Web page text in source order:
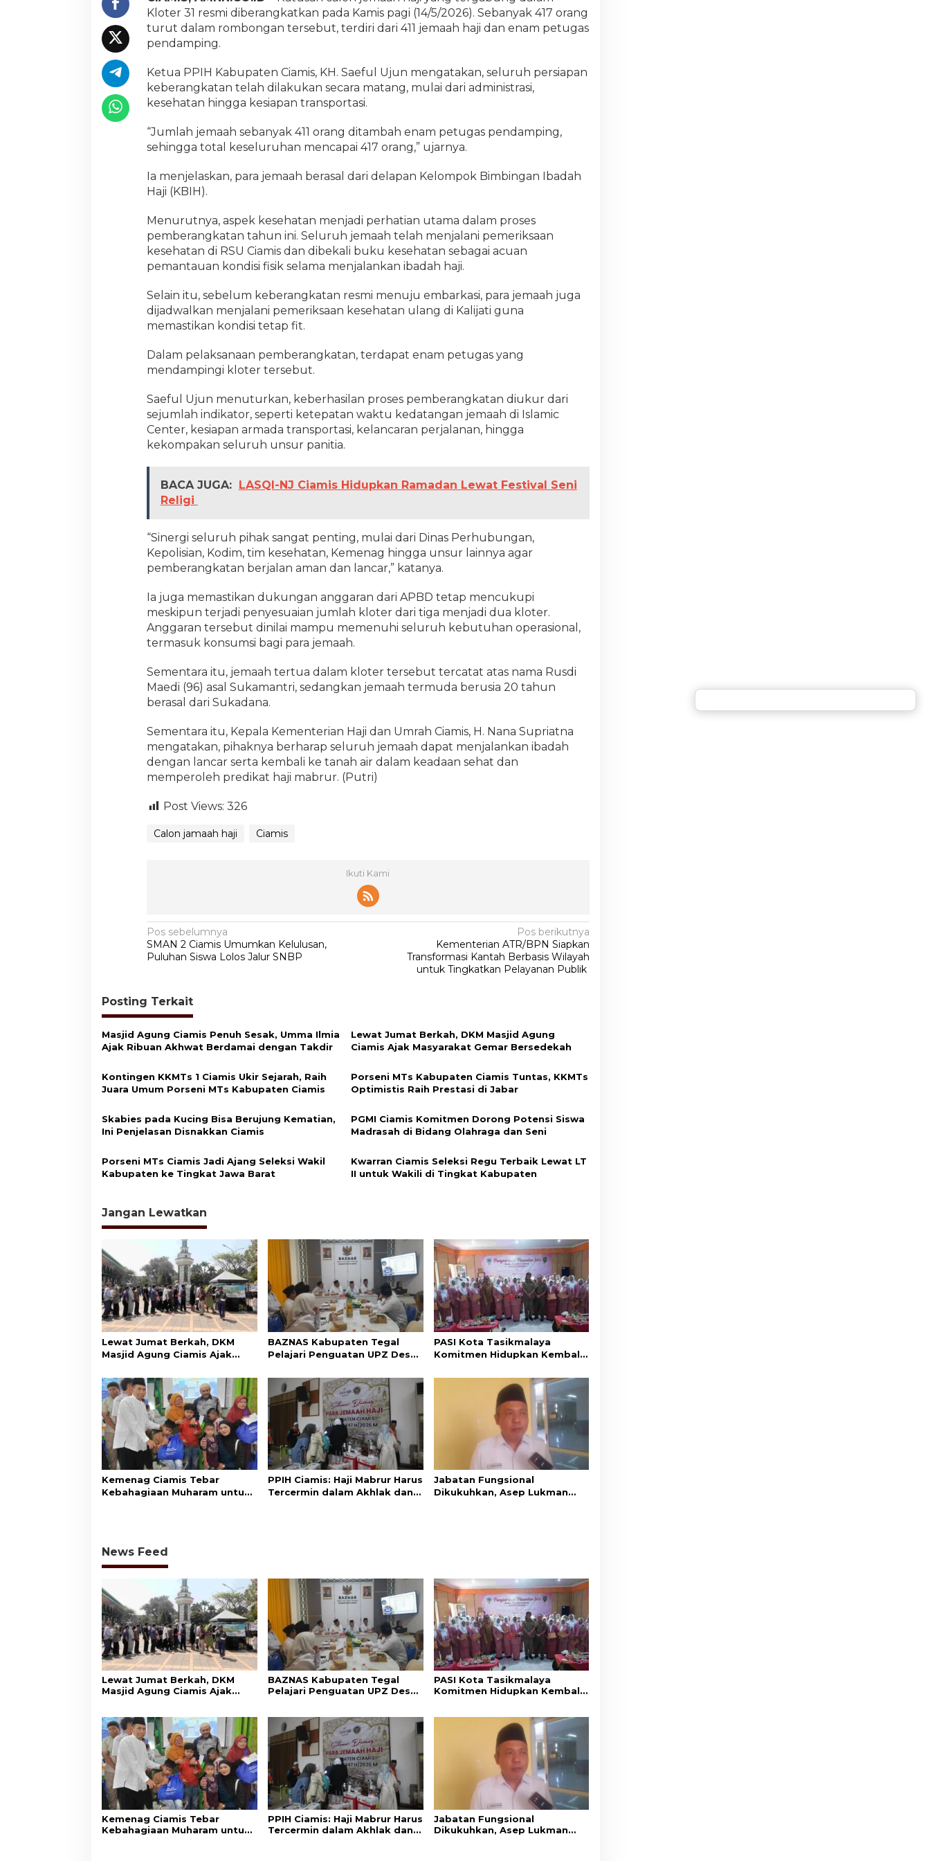
s
i
D
b
e
r
a
g
k
k
a
Kloter 31 resmi diberangkatkan pada Kamis pagi (14/5/2026). Sebanyak 417 orang
turut dalam rombongan tersebut, terdiri dari 411 jemaah haji dan enam petugas
pendamping.
Ketua PPIH Kabupaten Ciamis, KH. Saeful Ujun mengatakan, seluruh persiapan
keberangkatan telah dilakukan secara matang, mulai dari administrasi,
kesehatan hingga kesiapan transportasi.
“Jumlah jemaah sebanyak 411 orang ditambah enam petugas pendamping,
sehingga total keseluruhan mencapai 417 orang,” ujarnya.
Ia menjelaskan, para jemaah berasal dari delapan Kelompok Bimbingan Ibadah
Haji (KBIH).
Menurutnya, aspek kesehatan menjadi perhatian utama dalam proses
pemberangkatan tahun ini. Seluruh jemaah telah menjalani pemeriksaan
kesehatan di RSU Ciamis dan dibekali buku kesehatan sebagai acuan
pemantauan kondisi fisik selama menjalankan ibadah haji.
Selain itu, sebelum keberangkatan resmi menuju embarkasi, para jemaah juga
dijadwalkan menjalani pemeriksaan kesehatan ulang di Kalijati guna
memastikan kondisi tetap fit.
Dalam pelaksanaan pemberangkatan, terdapat enam petugas yang
mendampingi kloter tersebut.
Saeful Ujun menuturkan, keberhasilan proses pemberangkatan diukur dari
sejumlah indikator, seperti ketepatan waktu kedatangan jemaah di Islamic
Center, kesiapan armada transportasi, kelancaran perjalanan, hingga
kekompakan seluruh unsur panitia.
BACA JUGA:
LASQI-NJ Ciamis Hidupkan Ramadan Lewat Festival Seni
Religi
“Sinergi seluruh pihak sangat penting, mulai dari Dinas Perhubungan,
Kepolisian, Kodim, tim kesehatan, Kemenag hingga unsur lainnya agar
pemberangkatan berjalan aman dan lancar,” katanya.
Ia juga memastikan dukungan anggaran dari APBD tetap mencukupi
meskipun terjadi penyesuaian jumlah kloter dari tiga menjadi dua kloter.
Anggaran tersebut dinilai mampu memenuhi seluruh kebutuhan operasional,
termasuk konsumsi bagi para jemaah.
Sementara itu, jemaah tertua dalam kloter tersebut tercatat atas nama Rusdi
Maedi (96) asal Sukamantri, sedangkan jemaah termuda berusia 20 tahun
berasal dari Sukadana.
Sementara itu, Kepala Kementerian Haji dan Umrah Ciamis, H. Nana Supriatna
mengatakan, pihaknya berharap seluruh jemaah dapat menjalankan ibadah
dengan lancar serta kembali ke tanah air dalam keadaan sehat dan
memperoleh predikat haji mabrur. (Putri)
Post Views: 326
Calon jamaah haji Ciamis
Ikuti Kami
N
a
i
g
a
s
i
p
s
Pos sebelumnya
SMAN 2 Ciamis Umumkan Kelulusan,
Puluhan Siswa Lolos Jalur SNBP
Pos berikutnya
Kementerian ATR/BPN Siapkan
Transformasi Kantah Berbasis Wilayah
untuk Tingkatkan Pelayanan Publik
Posting Terkait
Masjid Agung Ciamis Penuh Sesak, Umma Ilmia
Ajak Ribuan Akhwat Berdamai dengan Takdir
Lewat Jumat Berkah, DKM Masjid Agung
Ciamis Ajak Masyarakat Gemar Bersedekah
Kontingen KKMTs 1 Ciamis Ukir Sejarah, Raih
Juara Umum Porseni MTs Kabupaten Ciamis
Porseni MTs Kabupaten Ciamis Tuntas, KKMTs
Optimistis Raih Prestasi di Jabar
Skabies pada Kucing Bisa Berujung Kematian,
Ini Penjelasan Disnakkan Ciamis
PGMI Ciamis Komitmen Dorong Potensi Siswa
Madrasah di Bidang Olahraga dan Seni
Porseni MTs Ciamis Jadi Ajang Seleksi Wakil
Kabupaten ke Tingkat Jawa Barat
Kwarran Ciamis Seleksi Regu Terbaik Lewat LT
II untuk Wakili di Tingkat Kabupaten
Jangan Lewatkan
Lewat Jumat Berkah, DKM
Masjid Agung Ciamis Ajak
Bersedekah
BAZNAS Kabupaten Tegal
Pelajari Penguatan UPZ Desa
PASI Kota Tasikmalaya
Komitmen Hidupkan Kembali
Kemenag Ciamis Tebar
Kebahagiaan Muharam untuk
PPIH Ciamis: Haji Mabrur Harus
Tercermin dalam Akhlak dan
Jabatan Fungsional
Dikukuhkan, Asep Lukman
News Feed
Lewat Jumat Berkah, DKM
Masjid Agung Ciamis Ajak
BAZNAS Kabupaten Tegal
Pelajari Penguatan UPZ Desa
PASI Kota Tasikmalaya
Komitmen Hidupkan Kembali
Kemenag Ciamis Tebar
Kebahagiaan Muharam untuk
PPIH Ciamis: Haji Mabrur Harus
Tercermin dalam Akhlak dan
Jabatan Fungsional
Dikukuhkan, Asep Lukman